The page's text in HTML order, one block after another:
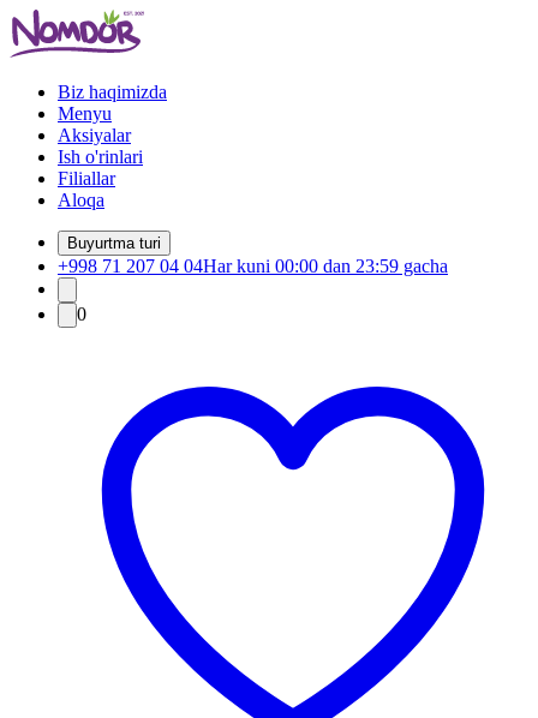
Biz haqimizda
Menyu
Aksiyalar
Ish o'rinlari
Filiallar
Aloqa
Buyurtma turi
+998 71 207 04 04Har kuni 00:00 dan 23:59 gacha
0